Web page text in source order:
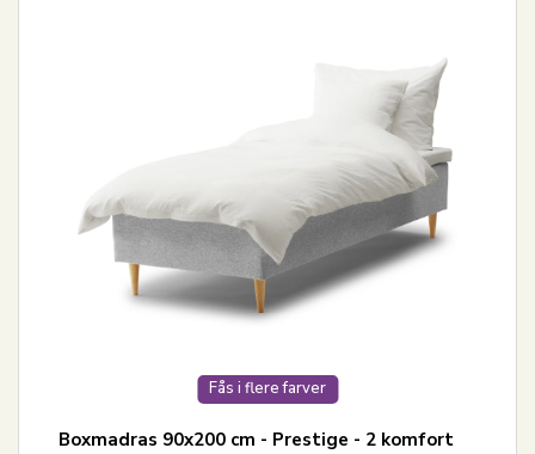
Fås i flere farver
Boxmadras 90x200 cm - Prestige - 2 komfort